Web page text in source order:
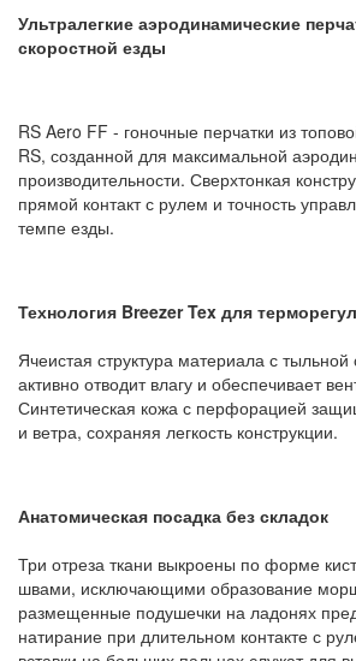
Ультралегкие аэродинамические
скоростной езды
RS Aero FF - гоночные перчатки из
RS, созданной для максимальной
производительности. Сверхтонкая
прямой контакт с рулем и точность
темпе езды.
Технология Breezer Tex для
Ячеистая структура материала с
активно отводит влагу и обеспечивает
Синтетическая кожа с перфорацией
и ветра, сохраняя легкость конструкции.
Анатомическая посадка без складок
Три отреза ткани выкроены по форме
швами, исключающими образование
размещенные подушечки на ладонях
натирание при длительном контакте с